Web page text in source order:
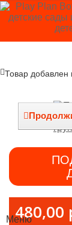
Товар добавлен
Меню
480,00